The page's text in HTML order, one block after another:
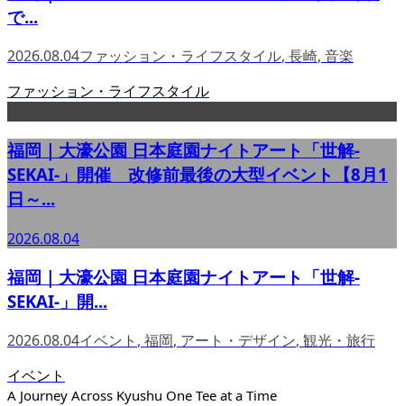
で...
2026.08.04ファッション・ライフスタイル, 長崎, 音楽
ファッション・ライフスタイル
福岡｜大濠公園 日本庭園ナイトアート「世解-
SEKAI-」開催 改修前最後の大型イベント【8月1
日～...
2026.08.04
福岡｜大濠公園 日本庭園ナイトアート「世解-
SEKAI-」開...
2026.08.04イベント , 福岡, アート・デザイン, 観光・旅行
イベント
A Journey Across Kyushu One Tee at a Time